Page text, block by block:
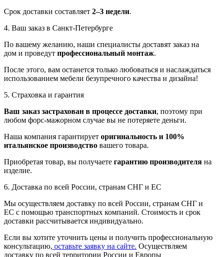
Срок доставки составляет 2–3 недели.
4. Ваш заказ в Санкт-Петербурге
По вашему желанию, наши специалисты доставят заказ на
дом и проведут профессиональный монтаж.
После этого, вам останется только любоваться и наслаждаться
использованием мебели безупречного качества и дизайна!
5. Страховка и гарантия
Ваш заказ застрахован в процессе доставки, поэтому при
любом форс-мажорном случае вы не потеряете деньги.
Наша компания гарантирует оригинальность и 100%
итальянское производство вашего товара.
Приобретая товар, вы получаете гарантию производителя на
изделие.
6. Доставка по всей России, странам СНГ и ЕС
Мы осуществляем доставку по всей России, странам СНГ и
ЕС с помощью транспортных компаний. Стоимость и срок
доставки рассчитывается индивидуально.
Если вы хотите уточнить цены и получить профессиональную
консультацию, оставьте заявку на сайте. Осуществляем
доставку по всей территории России и Европы